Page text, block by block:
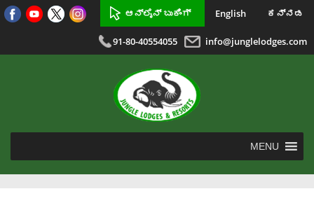
English ಕನ್ನಡ
ಆನ್ಲೈನ್ ಬುಕಿಂಗ್
info@junglelodges.com
91-80-40554055
MENU